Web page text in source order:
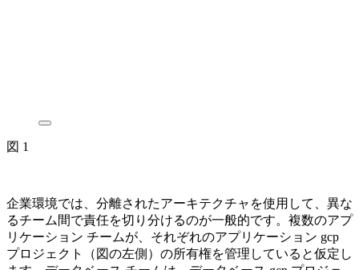
図 1
企業環境では、分離されたアーキテクチャを使用して、異な
るチーム間で責任を切り分けるのが一般的です。複数のアプ
リケーション チームが、それぞれのアプリケーション gcp
プロジェクト（図の左側）の所有権を管理していると仮定し